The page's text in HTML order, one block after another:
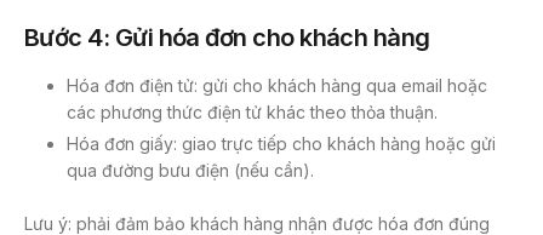
Bước 4: Gửi hóa đơn cho khách hàng
Hóa đơn điện tử: gửi cho khách hàng qua email hoặc
các phương thức điện tử khác theo thỏa thuận.
Hóa đơn giấy: giao trực tiếp cho khách hàng hoặc gửi
qua đường bưu điện (nếu cần).
Lưu ý: phải đảm bảo khách hàng nhận được hóa đơn đúng